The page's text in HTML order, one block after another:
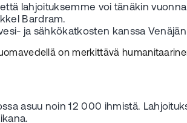
lahjoituksemme voi tänäkin
Bardram.
ja sähkökatkosten kanssa
on merkittävä
asuu noin 12 000 ihmistä.